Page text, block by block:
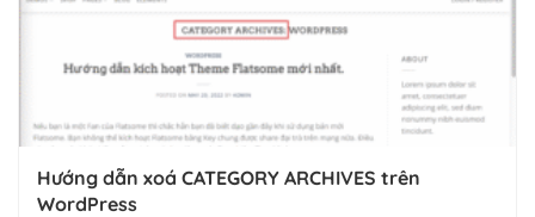
Hướng dẫn xoá CATEGORY ARCHIVES trên
WordPress